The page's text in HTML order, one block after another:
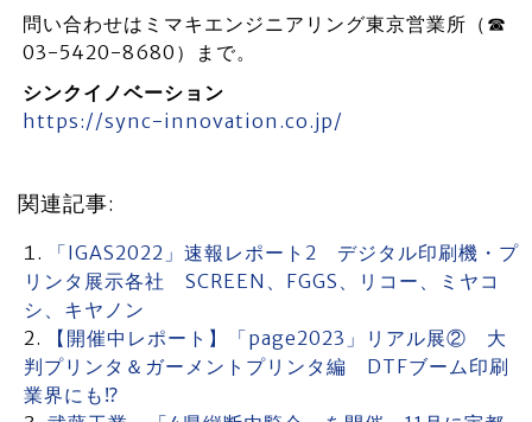
問い合わせはミマキエンジニアリング東京営業所（☎
03-5420-8680）まで。
シンクイノベーション
https://sync-innovation.co.jp/
関連記事:
「IGAS2022」速報レポート2 デジタル印刷機・プ
リンタ展示各社 SCREEN、FGGS、リコー、ミヤコ
シ、キヤノン
【開催中レポート】「page2023」リアル展② 大
判プリンタ＆ガーメントプリンタ編 DTFブーム印刷
業界にも⁉